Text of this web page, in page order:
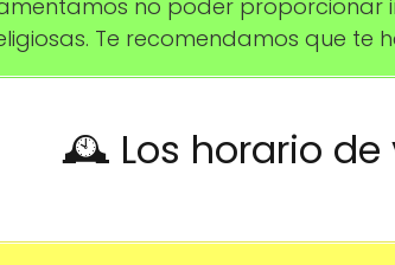
no poder proporcionar
Te recomendamos que te
🕰️ Los horario de